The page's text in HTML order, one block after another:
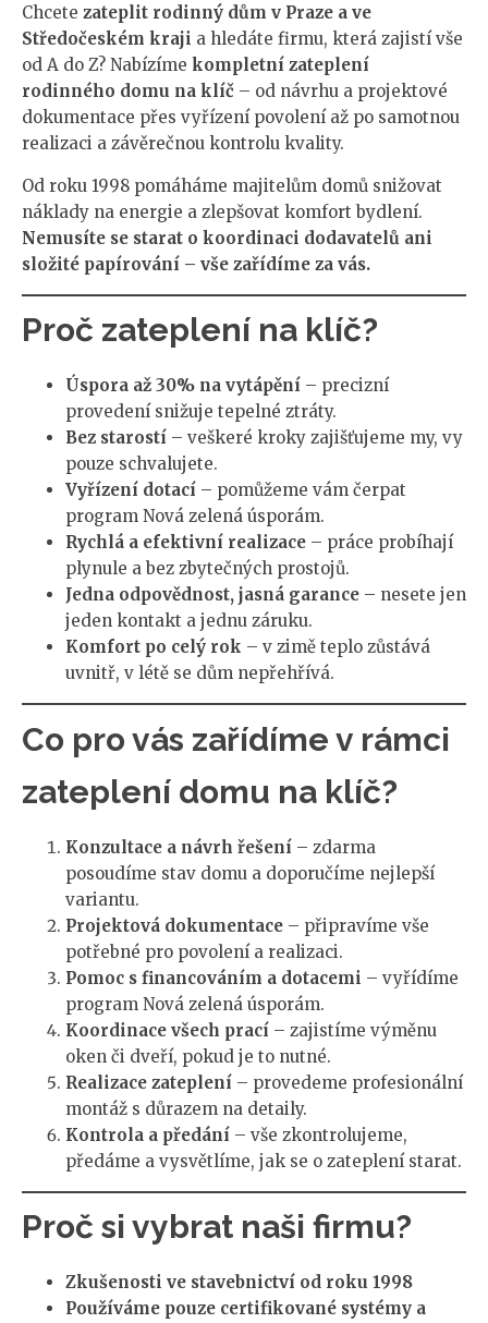
Chcete zateplit rodinný dům v Praze a ve
Středočeském kraji a hledáte firmu, která zajistí vše
od A do Z? Nabízíme kompletní zateplení
rodinného domu na klíč – od návrhu a projektové
dokumentace přes vyřízení povolení až po samotnou
realizaci a závěrečnou kontrolu kvality.
Od roku 1998 pomáháme majitelům domů snižovat
náklady na energie a zlepšovat komfort bydlení.
Nemusíte se starat o koordinaci dodavatelů ani
složité papírování – vše zařídíme za vás.
Proč zateplení na klíč?
Úspora až 30% na vytápění – precizní
provedení snižuje tepelné ztráty.
Bez starostí – veškeré kroky zajišťujeme my, vy
pouze schvalujete.
Vyřízení dotací – pomůžeme vám čerpat
program Nová zelená úsporám.
Rychlá a efektivní realizace – práce probíhají
plynule a bez zbytečných prostojů.
Jedna odpovědnost, jasná garance – nesete jen
jeden kontakt a jednu záruku.
Komfort po celý rok – v zimě teplo zůstává
uvnitř, v létě se dům nepřehřívá.
Co pro vás zařídíme v rámci
zateplení domu na klíč?
Konzultace a návrh řešení – zdarma
posoudíme stav domu a doporučíme nejlepší
variantu.
Projektová dokumentace – připravíme vše
potřebné pro povolení a realizaci.
Pomoc s financováním a dotacemi – vyřídíme
program Nová zelená úsporám.
Koordinace všech prací – zajistíme výměnu
oken či dveří, pokud je to nutné.
Realizace zateplení – provedeme profesionální
montáž s důrazem na detaily.
Kontrola a předání – vše zkontrolujeme,
předáme a vysvětlíme, jak se o zateplení starat.
Proč si vybrat naši firmu?
Zkušenosti ve stavebnictví od roku 1998
Používáme pouze certifikované systémy a